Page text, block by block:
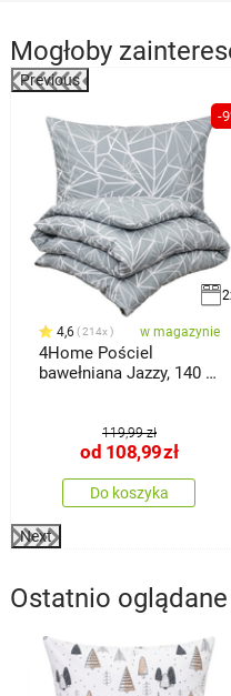
Mogłoby
Previous
-
4,6 214x w magazynie
4Home Pościel
bawełniana Jazzy, 140 x
119,99 zł
od 108,99zł
Do koszyka
Next
Ostatnio oglądane